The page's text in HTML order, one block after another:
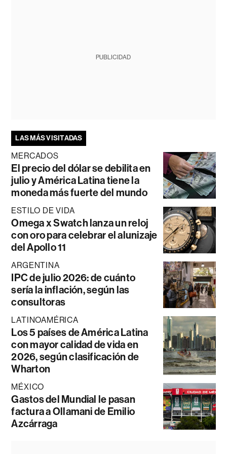
PUBLICIDAD
LAS MÁS VISITADAS
MERCADOS
El precio del dólar se debilita en
julio y América Latina tiene la
moneda más fuerte del mundo
ESTILO DE VIDA
Omega x Swatch lanza un reloj
con oro para celebrar el alunizaje
del Apollo 11
ARGENTINA
IPC de julio 2026: de cuánto
sería la inflación, según las
consultoras
LATINOAMÉRICA
Los 5 países de América Latina
con mayor calidad de vida en
2026, según clasificación de
Wharton
MÉXICO
Gastos del Mundial le pasan
factura a Ollamani de Emilio
Azcárraga